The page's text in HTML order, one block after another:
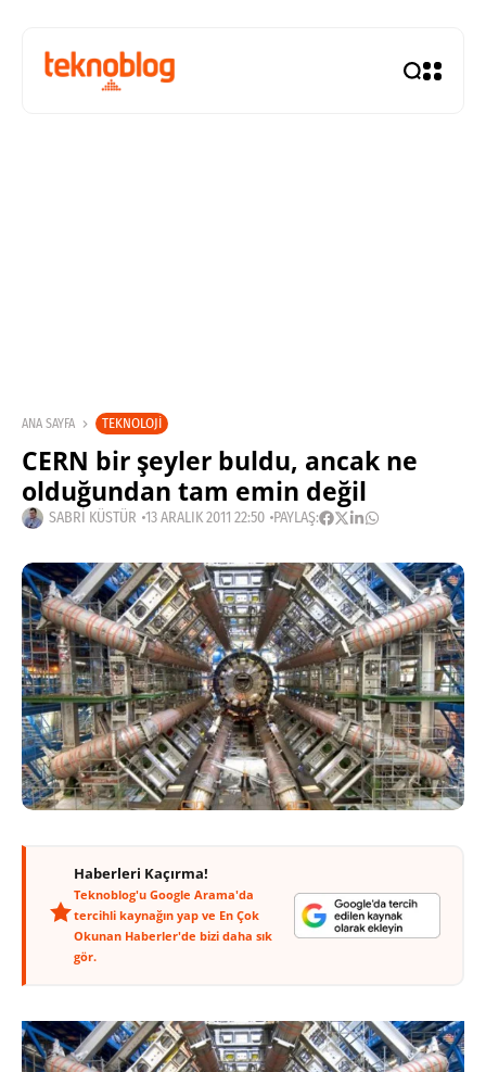
ANA SAYFA TEKNOLOJI
CERN bir şeyler buldu, ancak ne
olduğundan tam emin değil
SABRI KÜSTÜR 13 ARALIK 2011 22:50 PAYLAŞ:
Haberleri Kaçırma!
Teknoblog'u Google Arama'da
tercihli kaynağın yap ve En Çok
Okunan Haberler'de bizi daha sık
gör.